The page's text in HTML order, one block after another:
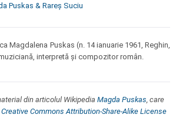
Puskas & Rareș Suciu
Magdalena Puskas (n. 14 ianuarie 1961, Reghin,
interpretă și compozitor român.
din articolul Wikipedia Magda Puskas, care
Creative Commons Attribution-Share-Alike License